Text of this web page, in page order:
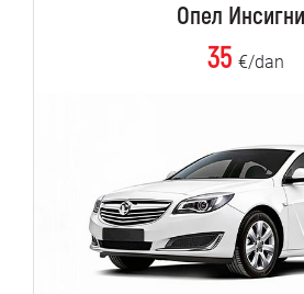
Опел
35 €/dan